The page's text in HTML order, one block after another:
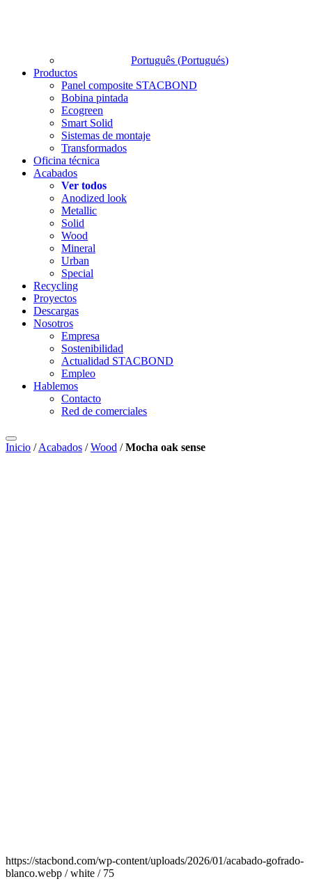
Português (Portugués)
Productos
Panel composite STACBOND
Bobina pintada
Ecogreen
Smart Solid
Sistemas de montaje
Transformados
Oficina técnica
Acabados
Ver todos
Anodized look
Metallic
Solid
Wood
Mineral
Urban
Special
Recycling
Proyectos
Descargas
Nosotros
Empresa
Sostenibilidad
Actualidad STACBOND
Empleo
Hablemos
Contacto
Red de comerciales
Inicio /Acabados /Wood /Mocha oak sense
https://stacbond.com/wp-content/uploads/2026/01/acabado-gofrado-
blanco.webp / white / 75